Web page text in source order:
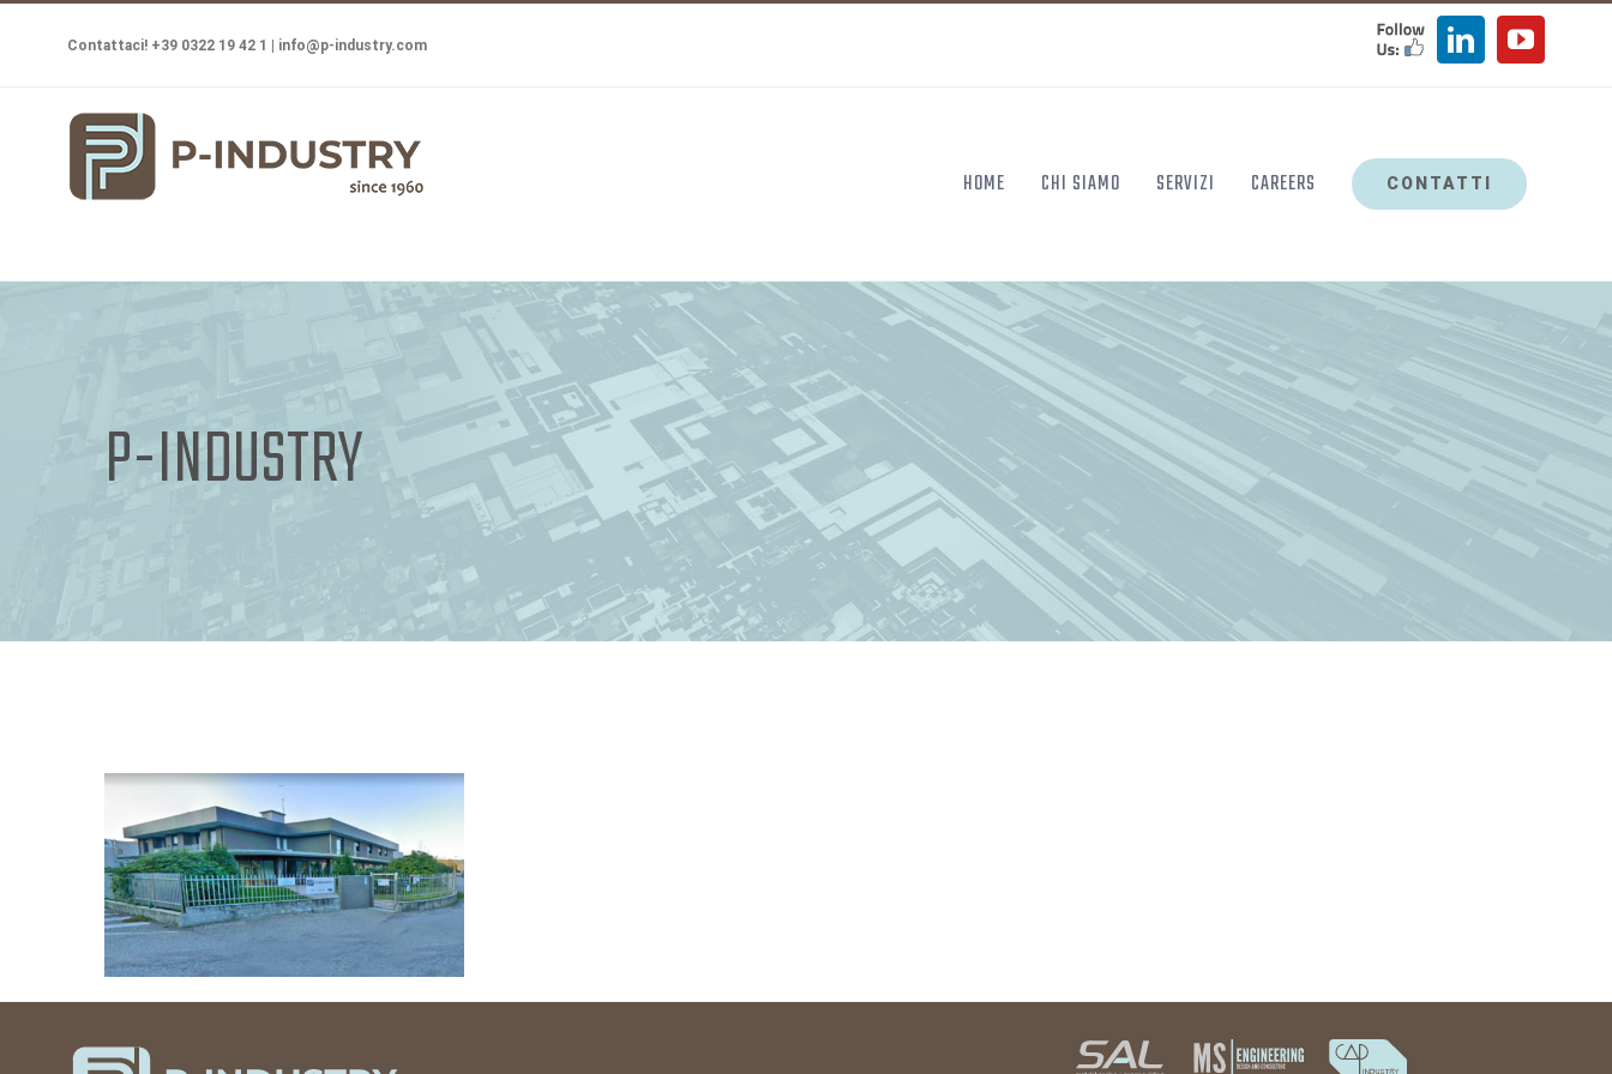
Contattaci! +39 0322 19 42 1 | info@p-industry.com
FOLLOW
US
LinkedIn
HOME CHI SIAMO SERVIZI CAREERS CONTATTI
P-INDUSTRY